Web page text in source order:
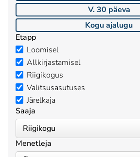
V. 30 päeva
Kogu ajalugu
Etapp
Loomisel
Allkirjastamisel
Riigikogus
Valitsusasutuses
Järelkaja
Saaja
Menetleja